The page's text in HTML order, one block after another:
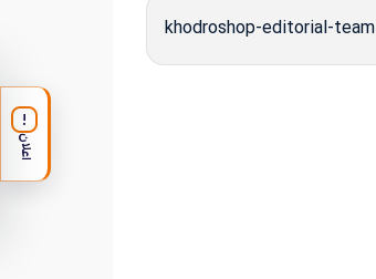
khodroshop-editorial-team
!
اعلان